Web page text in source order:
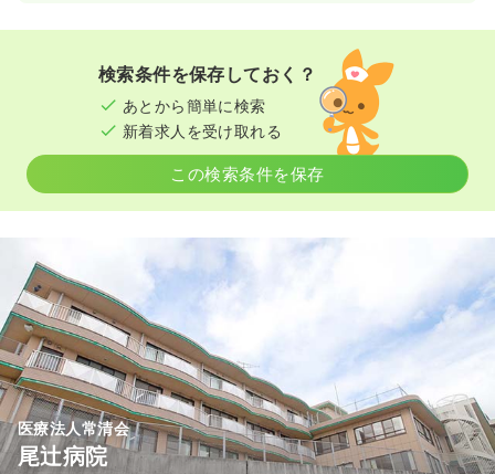
検索条件を保存しておく？
あとから簡単に検索
新着求人を受け取れる
この検索条件を保存
医療法人常清会
尾辻病院